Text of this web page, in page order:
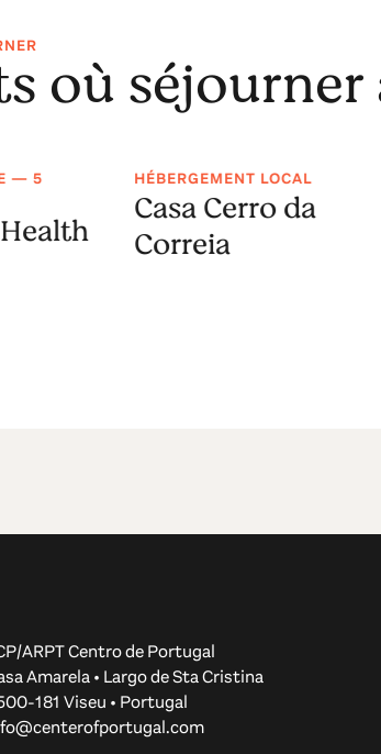
où
— 5
HÉBERGEMENT LOCAL
Casa Cerro da
Correia
ARPT Centro de Portugal
Amarela • Largo de Sta Cristina
181 Viseu • Portugal